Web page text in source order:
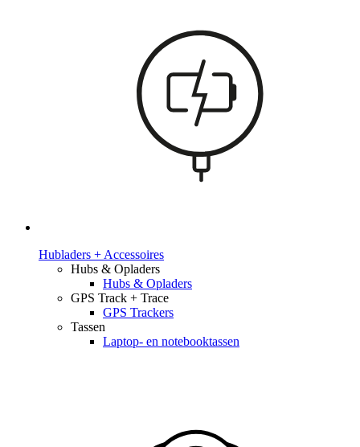
Hubladers + Accessoires
Hubs & Opladers
Hubs & Opladers
GPS Track + Trace
GPS Trackers
Tassen
Laptop- en notebooktassen